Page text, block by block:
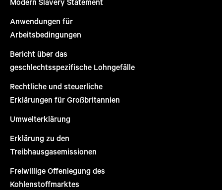
Anwendungen für
Arbeitsbedingungen
Bericht über das
geschlechtsspezifische Lohngefälle
Rechtliche und steuerliche
Erklärungen für Großbritannien
Umwelterklärung
Erklärung zu den
Treibhausgasemissionen
Freiwillige Offenlegung des
Kohlenstoffmarktes